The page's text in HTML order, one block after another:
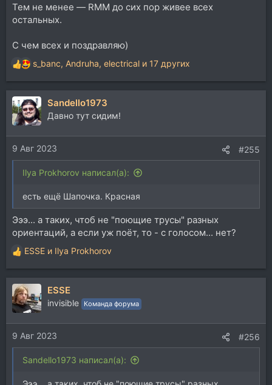
Тем не менее — RMM до сих пор живее всех
остальных.
С чем всех и поздравляю)
Р
е
а
к
ц
и
и
:
s_banc, Andruha, electrical и 17 других
Sandello1973
Давно тут сидим!
9 Авг 2023 #255
Ilya Prokhorov написал(а):
есть ещё Шапочка. Красная
Эээ... а таких, чтоб не "поющие трусы" разных
ориентаций, а если уж поёт, то - с голосом... нет?
Р
е
а
к
ц
и
и
:
ESSE и Ilya Prokhorov
ESSE
invisible Команда форума
9 Авг 2023 #256
Sandello1973 написал(а):